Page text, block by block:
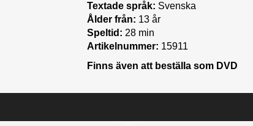
Textade språk: Svenska
Ålder från: 13 år
Speltid: 28 min
Artikelnummer: 15911
Finns även att beställa som DVD